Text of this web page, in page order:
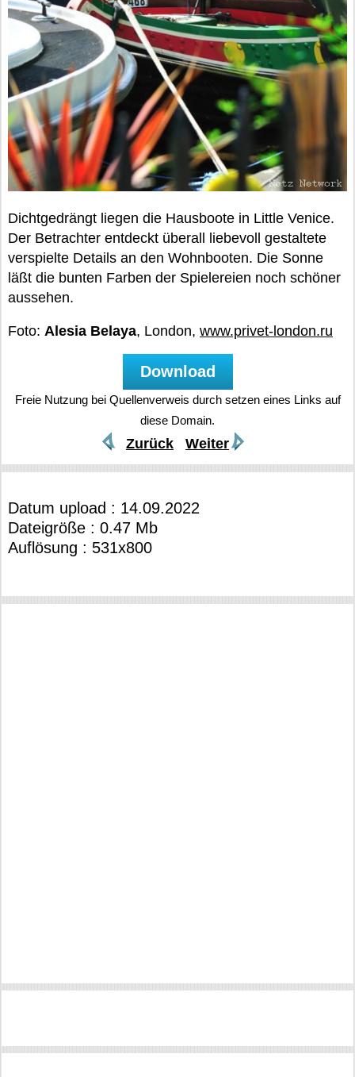
Dichtgedrängt liegen die Hausboote in Little Venice.
Der Betrachter entdeckt überall liebevoll gestaltete
verspielte Details an den Wohnbooten. Die Sonne
läßt die bunten Farben der Spielereien noch schöner
aussehen.
Foto: Alesia Belaya, London, www.privet-london.ru
Freie Nutzung bei Quellenverweis durch setzen eines Links auf
diese Domain.
Zurück Weiter
Datum upload : 14.09.2022
Dateigröße : 0.47 Mb
Auflösung : 531x800